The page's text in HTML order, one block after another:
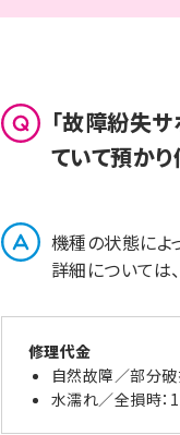
「故障紛失
ていて預か
機種の状態によ
詳細については
修理代金
自然故障／部分破
水濡れ／全損時：